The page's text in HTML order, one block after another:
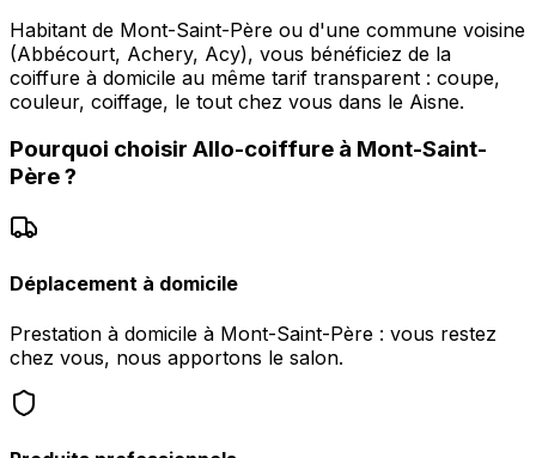
Habitant de Mont-Saint-Père ou d'une commune voisine
(Abbécourt, Achery, Acy), vous bénéficiez de la
coiffure à domicile au même tarif transparent : coupe,
couleur, coiffage, le tout chez vous dans le Aisne.
Pourquoi choisir Allo-coiffure à Mont-Saint-
Père?
Déplacement à domicile
Prestation à domicile à Mont-Saint-Père : vous restez
chez vous, nous apportons le salon.